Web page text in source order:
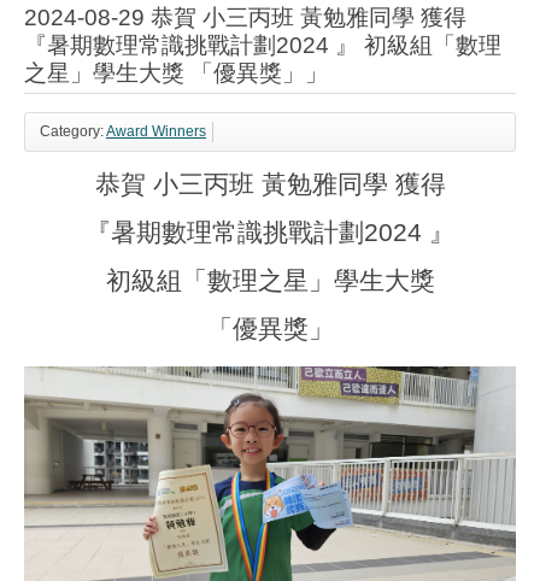
2024-08-29 恭賀 小三丙班 黃勉雅同學 獲得
『暑期數理常識挑戰計劃2024 』 初級組「數理
之星」學生大獎 「優異獎」」
Category:Award Winners
恭賀 小三丙班 黃勉雅同學 獲得
『暑期數理常識挑戰計劃2024 』
初級組「數理之星 」 學生大獎
「優異獎」